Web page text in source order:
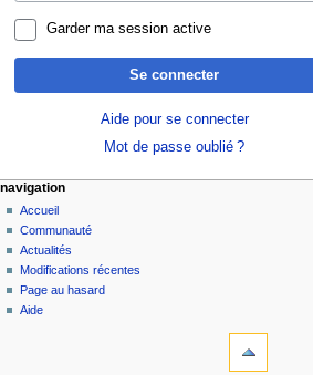
Garder ma session active
Se connecter
Aide pour se connecter
Mot de passe oublié ?
navigation
Accueil
Communauté
Actualités
Modifications récentes
Page au hasard
Aide